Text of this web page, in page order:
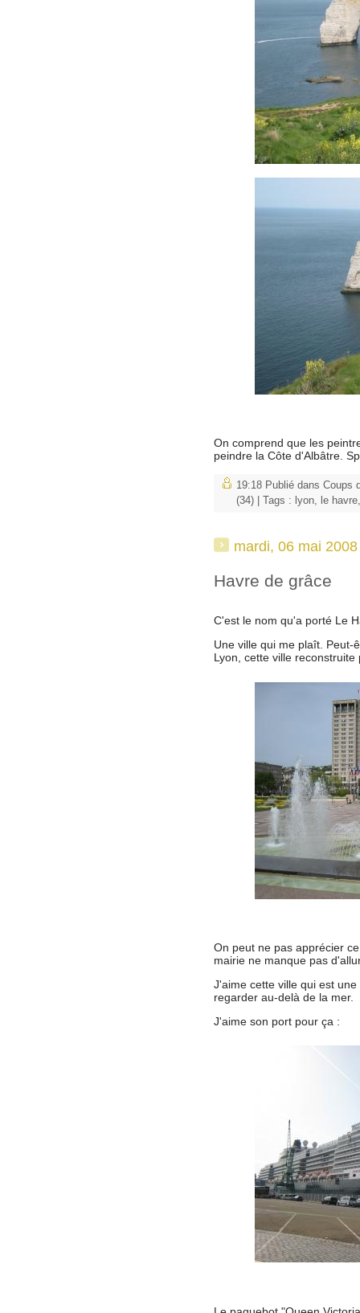
On comprend que les
peindre la Côte d'Albâtre.
19:18 Publié dans Coups
(34) | Tags : lyon, le havre
mardi, 06 mai 2008
Havre de grâce
C'est le nom qu'a porté Le
Une ville qui me plaît. Peut-
Lyon, cette ville reconstruite
On peut ne pas apprécier
mairie ne manque pas
J'aime cette ville qui est
regarder au-delà de la mer.
J'aime son port pour ça :